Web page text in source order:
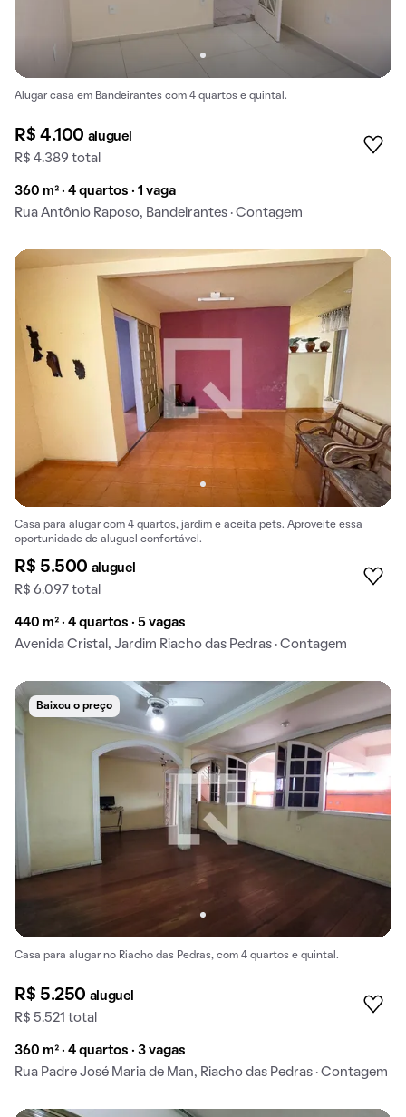
Alugar casa em Bandeirantes com 4 quartos e quintal.
R$ 4.100 aluguel
R$ 4.389 total
360 m² · 4 quartos · 1 vaga
Rua Antônio Raposo, Bandeirantes · Contagem
Casa para alugar com 4 quartos, jardim e aceita pets. Aproveite essa
oportunidade de aluguel confortável.
R$ 5.500 aluguel
R$ 6.097 total
440 m² · 4 quartos · 5 vagas
Avenida Cristal, Jardim Riacho das Pedras · Contagem
Baixou o preço
Casa para alugar no Riacho das Pedras, com 4 quartos e quintal.
R$ 5.250 aluguel
R$ 5.521 total
360 m² · 4 quartos · 3 vagas
Rua Padre José Maria de Man, Riacho das Pedras · Contagem